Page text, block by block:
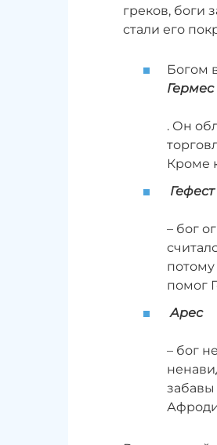
греков, боги
стали его
Богом
Гермес
. Он
Кроме
Гефест
– бог
потому
помог
Арес
– бог
забавы